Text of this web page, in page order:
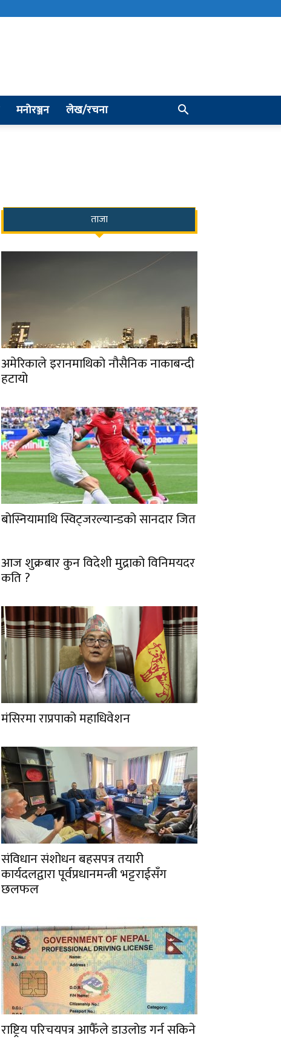
मनोरञ्जन लेख/रचना
ताजा
अमेरिकाले इरानमाथिको नौसैनिक नाकाबन्दी
हटायो
बोस्नियामाथि स्विट्जरल्यान्डको सानदार जित
आज शुक्रबार कुन विदेशी मुद्राको विनिमयदर
कति ?
मंसिरमा राप्रपाको महाधिवेशन
संविधान संशोधन बहसपत्र तयारी
कार्यदलद्वारा पूर्वप्रधानमन्त्री भट्टराईसँग
छलफल
राष्ट्रिय परिचयपत्र आफैँले डाउलोड गर्न सकिने